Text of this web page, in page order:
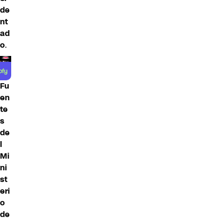
de
nt
ad
o.
Fu
en
te
s
de
l
Mi
ni
st
eri
o
de